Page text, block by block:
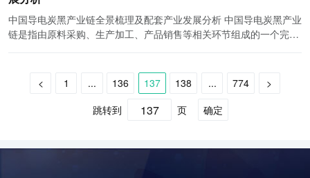
趋势，优化产品结构，加强技术研发能力，注重环保和可持续发展，
开展国内外市场融合与合作，并加强市场营销和品牌建设。通过这些
措施，投资者可以更好地把握市场机遇，提高行业竞争力和盈利能
国导电炭黑行业的发展趋势将朝着高品质和高附加值方向发展。随着
人们对电子产品和电力设备的要求越来越高，对导电炭黑的品质也提
出了更高的要求。未来，导电炭黑行业将更加注重产品品质的提升和
时，行业将加大研发投入，将导电炭黑的应用范围不断扩大至新兴领
域，如新能源、智能物联网和生物医药等领域，以提升市场竞争力和
劲。随着中国电子和电力行业的快速发展，对导电材料的需求将继续
销售。这种布局模式使得企业在市场上更具影响力，同时降低了生产
和销售的成本。 再次，以四川永川炭黑有限公司为例。永川炭黑是中
国导电炭黑行业的知名企业之一，主要生产导电炭黑和净化炭黑。在
竞争优势。永川炭黑的生产基地位于四川永川市，而该地区恰好是国
内获得优质石油炭黑原料的重要基地。这样的布局使得永川炭黑在原
炭黑还在四川省内设立多个销售分支机构，扩大市场份额。这种布局
前，随着人们对产品质量和安全性能要求的提高，对导电橡胶制品的
需求也日益增加。特别是在汽车轮胎、输送带、防静电地板等领域，
导电炭黑的应用将会得到进一步扩大。因此，导电炭黑行业应加大技
塑料领域也具有广泛的应用前景。在塑料中添加适量的导电炭黑，可
以提高塑料的导电性能，广泛应用于电子产品外壳、静电屏蔽材料等
需求也在不断增加。同时，随着塑料回收利用的推进，对可导电塑料
领域的市场。 综上所述，中国导电炭黑行业在锂离子电池、橡胶、塑
产市场。随着新能源汽车、智能手机、平板电脑、电子烟等高科技产
品的普及，对导电炭黑的需求不断增长。导电炭黑是电子产品中必要
黑是一种由碳黑颗粒和导电添加剂组成的细粒子材料。它具有高导电
性、高热导率、低温升、耐腐蚀等特点。导电炭黑能够有效地提高塑
料、橡胶、涂料等材料的导电性能，使其具有良好的静电导电性能。
产出不同导电性能的产品。这使得导电炭黑在电子产品、汽车、航空
中国导电炭黑产业链全景梳理及配套产业发展分析 中国导电炭黑产业
链是指由原料采购、生产加工、产品销售等相关环节组成的一个完整
理，并分析其配套产业的发展趋势。 首先是原料采购环节。导电炭黑
的主要原料是石油焦油和煤焦油，这两种原料是通过炼油和煤化工等
过程得到的副产品。目前，中国石油焦油和煤焦油产量较大，可以满
强，可再生原料的使用在导电炭黑产业链中将得到更多推广。 其次是
< 1 ... 136 137 138 ... 774
>
跳转到
页 确定